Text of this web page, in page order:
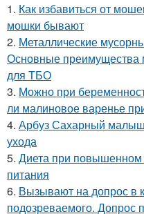
1. Как избавиться от
мошки бывают
2. Металлические
Основные преимущества
для ТБО
3. Можно при
ли малиновое варенье
4. Арбуз Сахарный
ухода
5. Диета при
питания
6. Вызывают на допрос в
подозреваемого. Допрос